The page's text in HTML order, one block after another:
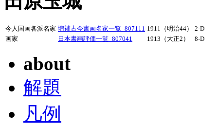
今人国画各派名家 増補古今書画名家一覧_807111 1911（明治44）
2-D
画家
日本書画評価一覧_807041 1913（大正2） 8-D
about
解題
凡例